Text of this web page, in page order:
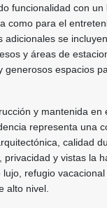
funcionalidad con un
como para el
adicionales se
y áreas de
generosos espacios
y mantenida en
representa una
calidad
privacidad y vistas la
refugio
alto nivel.